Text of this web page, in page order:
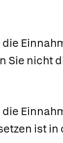
die
Sie nicht
die
ist